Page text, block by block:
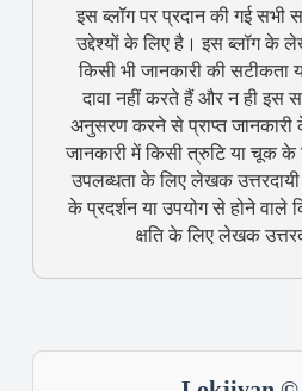
इस ब्लॉग पर प्रदान की गई सभी
उद्देश्यों के लिए है। इस ब्लॉग के
किसी भी जानकारी की सटीकता
दावा नहीं करते हैं और न ही इस
अनुसरण करने से प्राप्त जानकारी
जानकारी में किसी त्रुटि या चूक के
उपलब्धता के लिए लेखक
के प्रदर्शन या उपयोग से होने वाले
क्षति के लिए लेखक